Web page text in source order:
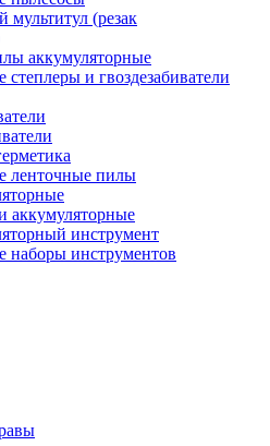
(резак
аккумуляторные
и гвоздезабиватели
ленточные пилы
аккумуляторные
инструмент
наборы инструментов